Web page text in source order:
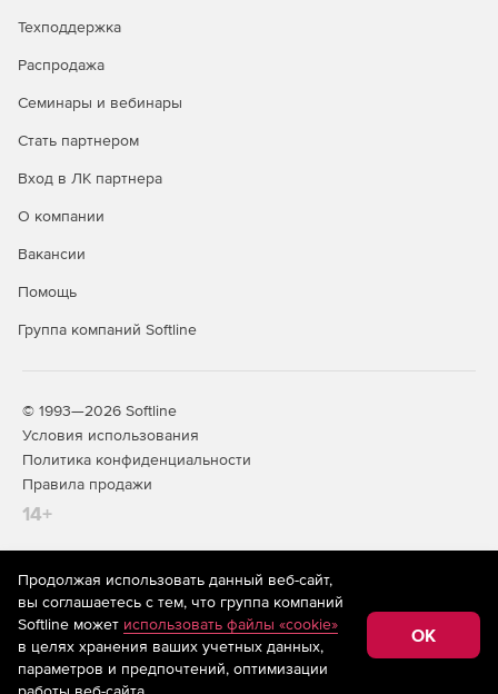
Техподдержка
Распродажа
Семинары и вебинары
Стать партнером
Вход в ЛК партнера
О компании
Вакансии
Помощь
Группа компаний Softline
© 1993—2026 Softline
Условия использования
Политика конфиденциальности
Правила продажи
14+
На информационном ресурсе store.softline.ru применяются
рекомендательные технологии(информационные технологии
предоставления информации на основе сбора,
систематизации и анализа сведений, относящихся к
предпочтениям пользователей сети «Интернет»,
находящихся на территории Российской Федерации)
Продолжая использовать данный веб-сайт,
вы соглашаетесь с тем, что группа компаний
Softline может использовать файлы «cookie»
в целях хранения ваших учетных данных,
параметров и предпочтений, оптимизации
OK